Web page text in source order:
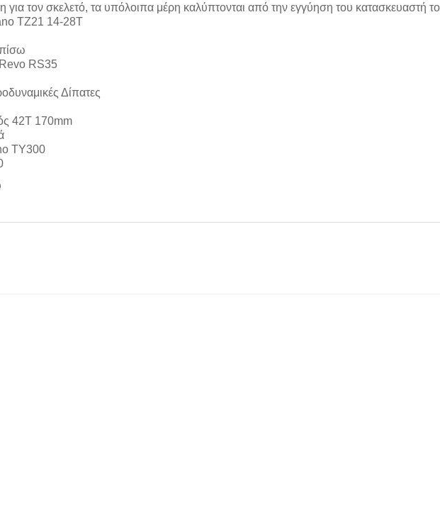
για τον σκελετό, τα υπόλοιπα μέρη καλύπτονται από την εγγύηση του κατασκευαστή
TZ21 14-28T
RS35
Δίπατες
42Τ 170mm
TY300